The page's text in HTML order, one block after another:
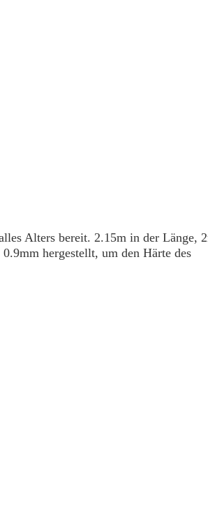
Alters bereit. 2.15m in der Länge,
hergestellt, um den Härte des